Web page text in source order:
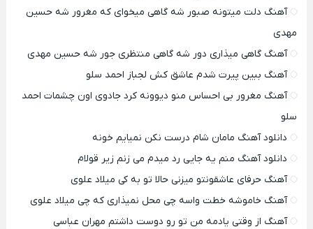
آهنگ دلت میتونه صبور شه گاهی میخوای که مغرور شه حسین
مهدی
آهنگ گاهی میذاری دور شه گاهی منتظری جور شه حسین مهدی
آهنگ ببین پیرت شدم عاشق کش لجباز احمد سلو
آهنگ مغرور بی احساس منو دیوونه کرد جادوی اون چشمات احمد
سلو
دانلود آهنگ مامان شام درست نکن نمیایم خونه
دانلود آهنگ منم یه جایی رد میدم می زنم زیر قولام
آهنگ حرفای عاشقونتو میزنی حالا تو به کی میلاد علوی
آهنگ خاموشه خطت واسه چی محل نمیذاری که چی میلاد علوی
آهنگ از وقتی یادمه من تو رو دوست داشتم مهران عباسی